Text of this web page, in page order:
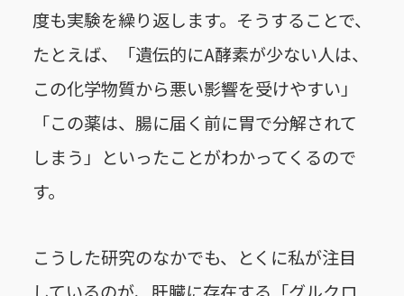
度も実験を繰り返します。そうすることで、
たとえば、「遺伝的にA酵素が少ない人は、
この化学物質から悪い影響を受けやすい」
「この薬は、腸に届く前に胃で分解されて
しまう」といったことがわかってくるので
す。
こうした研究のなかでも、とくに私が注目